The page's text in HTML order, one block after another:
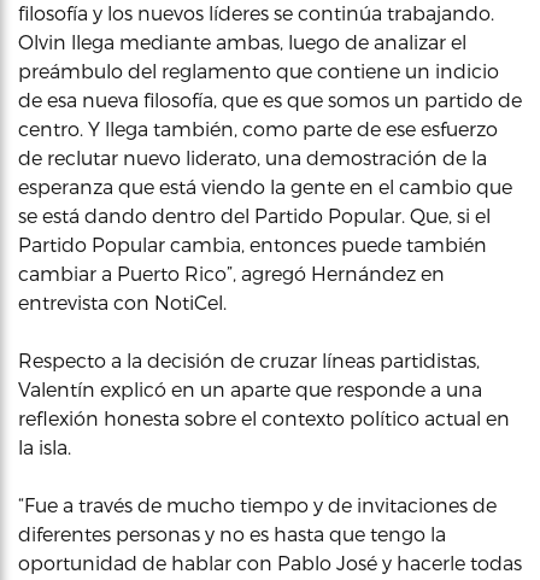
filosofía y los nuevos líderes se continúa trabajando.
Olvin llega mediante ambas, luego de analizar el
preámbulo del reglamento que contiene un indicio
de esa nueva filosofía, que es que somos un partido de
centro. Y llega también, como parte de ese esfuerzo
de reclutar nuevo liderato, una demostración de la
esperanza que está viendo la gente en el cambio que
se está dando dentro del Partido Popular. Que, si el
Partido Popular cambia, entonces puede también
cambiar a Puerto Rico”, agregó Hernández en
entrevista con NotiCel.
Respecto a la decisión de cruzar líneas partidistas,
Valentín explicó en un aparte que responde a una
reflexión honesta sobre el contexto político actual en
la isla.
“Fue a través de mucho tiempo y de invitaciones de
diferentes personas y no es hasta que tengo la
oportunidad de hablar con Pablo José y hacerle todas